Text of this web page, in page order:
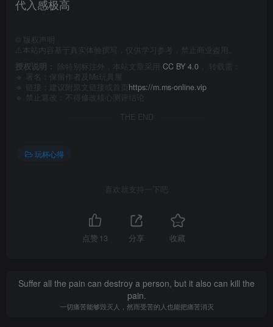
代入感极高
版权声明
⚠️本站内容基于真实体验撰写，仅供学习参考，禁止商业盗用。
授权说明：
除特别标注外，本站文章采用 CC BY 4.0 ， 转载需：
🔹 署名：保留作者及 Ms玩具屋
🔹 链接：建议附原文链接或首页 https://m.ms-online.vip
🔹 禁止篡改：不得修改核心测评结论
THE END
玩杯心得
喜欢就支持一下吧
点赞 13 分享 收藏
Suffer all the pain can destroy a person, but it also can kill the
pain.
一切痛苦能够毁灭人，然而受苦的人也能把痛苦消灭